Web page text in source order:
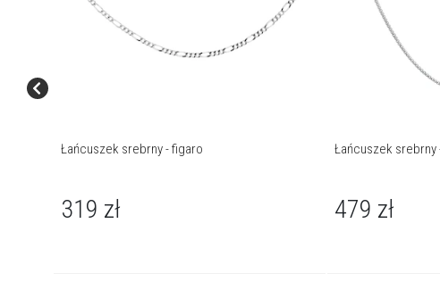
Łańcuszek srebrny - figaro
319 zł
Łańcuszek srebrny
479 zł